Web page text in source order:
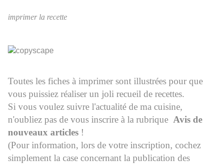
imprimer la recette
Toutes les fiches à imprimer sont illustrées pour que
vous puissiez réaliser un joli recueil de recettes.
Si vous voulez suivre l'actualité de ma cuisine,
n'oubliez pas de vous inscrire à la rubrique Avis de
nouveaux articles !
(Pour information, lors de votre inscription, cochez
simplement la case concernant la publication des